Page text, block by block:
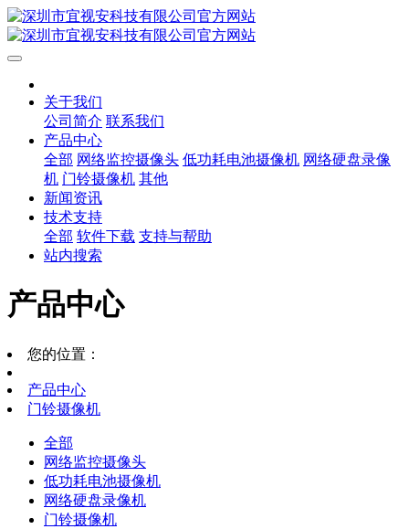
关于我们
公司简介 联系我们
产品中心
全部 网络监控摄像头 低功耗电池摄像机 网络硬盘录像
机 门铃摄像机 其他
新闻资讯
技术支持
全部 软件下载 支持与帮助
站内搜索
产品中心
您的位置：
产品中心
门铃摄像机
全部
网络监控摄像头
低功耗电池摄像机
网络硬盘录像机
门铃摄像机